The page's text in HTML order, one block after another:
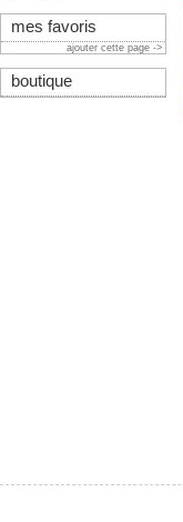
mes favoris
ajouter cette page ->
boutique